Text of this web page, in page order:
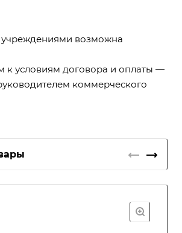
возможна
к условиям договора и оплаты —
коммерческого